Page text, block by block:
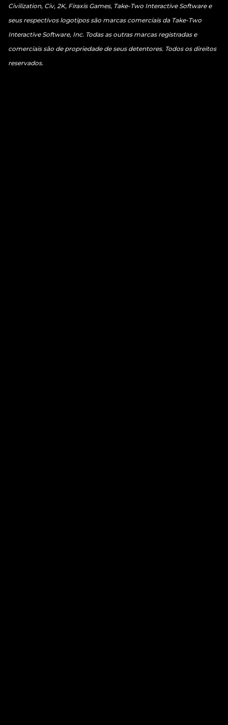
Civilization, Civ, 2K, Firaxis Games, Take-Two Interactive Software e
seus respectivos logotipos são marcas comerciais da Take-Two
Interactive Software, Inc. Todas as outras marcas registradas e
comerciais são de propriedade de seus detentores. Todos os direitos
reservados.